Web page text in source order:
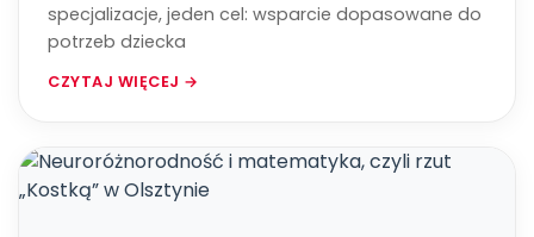
specjalizacje, jeden cel: wsparcie dopasowane do
potrzeb dziecka
CZYTAJ WIĘCEJ →